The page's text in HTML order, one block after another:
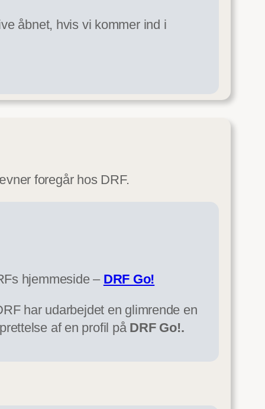
åbnet, hvis vi kommer ind i
foregår hos DRF.
hjemmeside – DRF Go!
har udarbejdet en glimrende en
af en profil på DRF Go!.